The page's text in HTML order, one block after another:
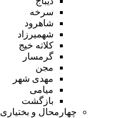
سرخه
شاهرود
شهمیرزاد
کلاته خیج
گرمسار
مجن
مهدی شهر
میامی
بازگشت
چهارمحال و بختیاری